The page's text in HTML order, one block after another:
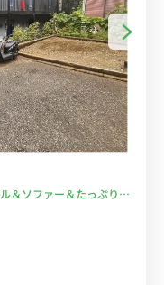
＆ソファー＆たっぷり収
近くには「ららぽーと」
い物に便利■選べるWi-